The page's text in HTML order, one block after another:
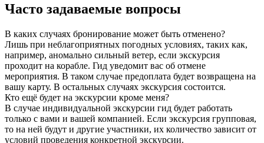
Часто задаваемые вопросы
В каких случаях бронирование может быть отменено?
Лишь при неблагоприятных погодных условиях, таких как,
например, аномально сильный ветер, если экскурсия
проходит на корабле. Гид уведомит вас об отмене
мероприятия. В таком случае предоплата будет возвращена на
вашу карту. В остальных случаях экскурсия состоится.
Кто ещё будет на экскурсии кроме меня?
В случае индивидуальной экскурсии гид будет работать
только с вами и вашей компанией. Если экскурсия групповая,
то на ней будут и другие участники, их количество зависит от
условий проведения конкретной экскурсии.